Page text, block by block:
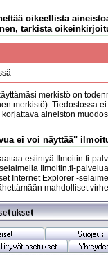
oikeellista
tarkista
merkistö on
merkistö). Tiedostossa
aineiston
ei voi näyttää"
esiintyä Ilmoitin.fi-
Ilmoitin.fi-
Internet Explorer -
mahdolliset